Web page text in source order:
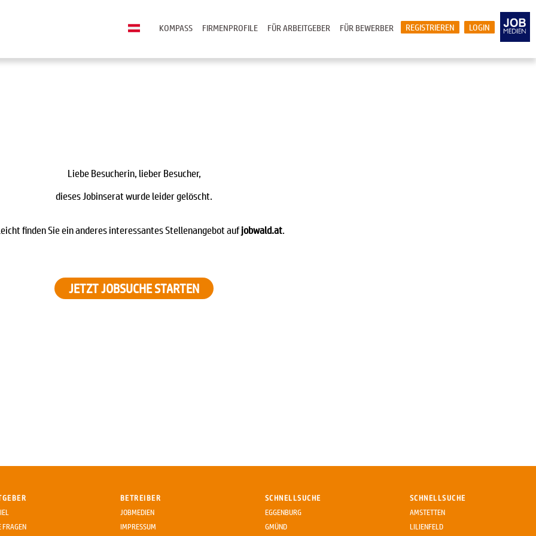
LOGIN
REGISTRIEREN
FÜR BEWERBER
FÜR ARBEITGEBER
FIRMENPROFILE
KOMPASS
Liebe Besucherin, lieber Besucher,
dieses Jobinserat wurde leider gelöscht.
finden Sie ein anderes interessantes Stellenangebot aufjobwald.at
JETZT JOBSUCHE STARTEN
FRAGEN
BETREIBER
JOBMEDIEN
IMPRESSUM
SCHNELLSUCHE
EGGENBURG
GMÜND
SCHNELLSUCHE
AMSTETTEN
LILIENFELD